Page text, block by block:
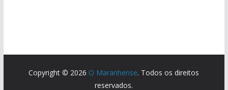
Copyright © 2026 O Maranhense. Todos os direitos
reservados.